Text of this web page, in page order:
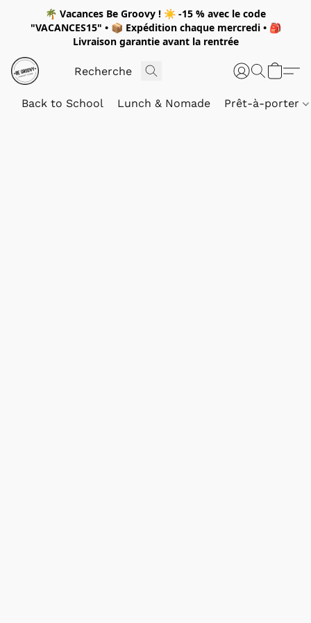
🌴 Vacances Be Groovy ! ☀️ -15 % avec le code
"VACANCES15" • 📦 Expédition chaque mercredi• 🎒
Livraison garantie avant la rentrée
Back to School Lunch & Nomade Prêt-à-porter